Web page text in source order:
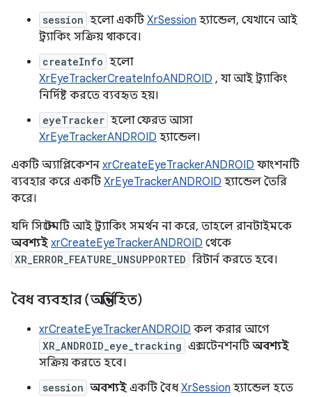
session হলো একটি XrSession হ্যান্ডেল, যেখানে আই
ট্র্যাকিং সক্রিয় থাকবে।
createInfo হলো
XrEyeTrackerCreateInfoANDROID , যা আই ট্র্যাকিং
নির্দিষ্ট করতে ব্যবহৃত হয়।
eyeTracker হলো ফেরত আসা
XrEyeTrackerANDROID হ্যান্ডেল।
একটি অ্যাপ্লিকেশন xrCreateEyeTrackerANDROID ফাংশনটি
ব্যবহার করে একটি XrEyeTrackerANDROID হ্যান্ডেল তৈরি
করে।
যদি সিস্টেমটি আই ট্র্যাকিং সমর্থন না করে, তাহলে রানটাইমকে
অবশ্যই xrCreateEyeTrackerANDROID থেকে
XR_ERROR_FEATURE_UNSUPPORTED রিটার্ন করতে হবে।
বৈধ ব্যবহার (অন্তর্নিহিত)
xrCreateEyeTrackerANDROID কল করার আগে
XR_ANDROID_eye_tracking এক্সটেনশনটি অবশ্যই
সক্রিয় করতে হবে।
session অবশ্যই একটি বৈধXrSession হ্যান্ডেল হতে